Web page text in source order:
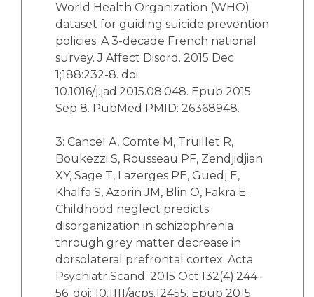
World Health Organization (WHO)
dataset for guiding suicide prevention
policies: A 3-decade French national
survey. J Affect Disord. 2015 Dec
1;188:232-8. doi:
10.1016/j.jad.2015.08.048. Epub 2015
Sep 8. PubMed PMID: 26368948.
3: Cancel A, Comte M, Truillet R,
Boukezzi S, Rousseau PF, Zendjidjian
XY, Sage T, Lazerges PE, Guedj E,
Khalfa S, Azorin JM, Blin O, Fakra E.
Childhood neglect predicts
disorganization in schizophrenia
through grey matter decrease in
dorsolateral prefrontal cortex. Acta
Psychiatr Scand. 2015 Oct;132(4):244-
56. doi: 10.1111/acps.12455. Epub 2015